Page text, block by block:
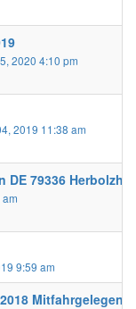
2020 4:10 pm
2019 11:38 am
DE 79336
9:59 am